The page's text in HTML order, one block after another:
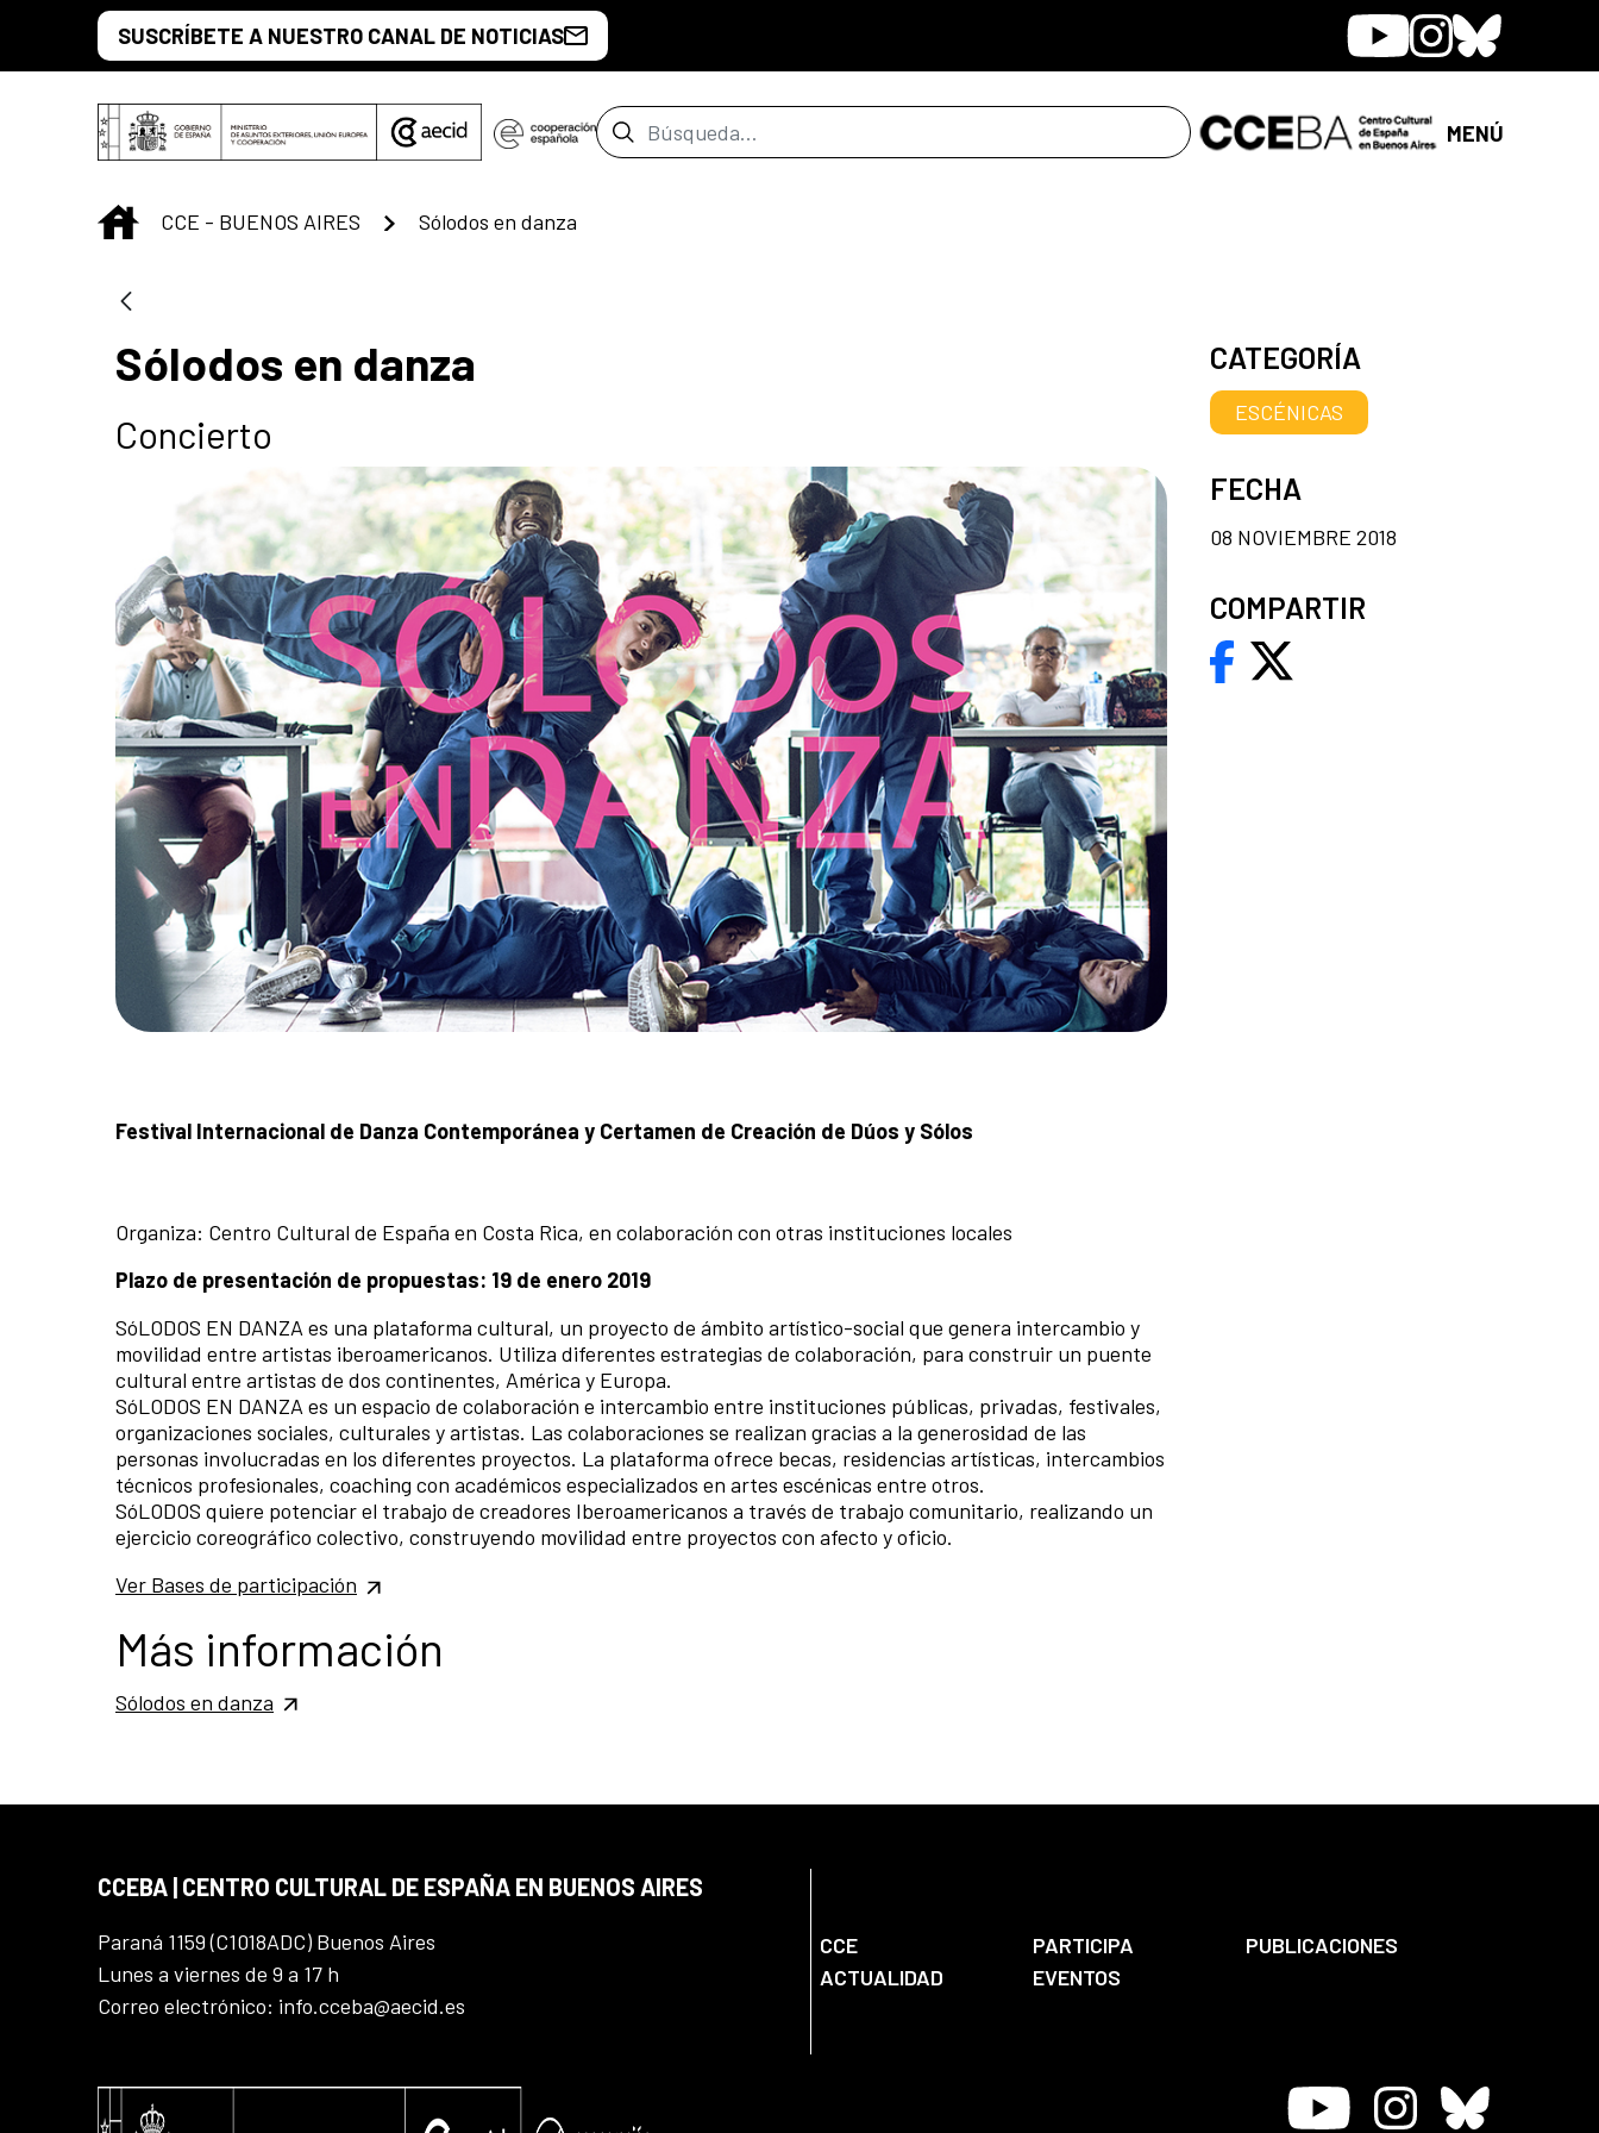
Saltar al contenido principal
SUSCRÍBETE A NUESTRO CANAL DE NOTICIAS YoutubeInstagram
Bluesky
Barra de búsqueda MENÚ
INICIO
CCE - BUENOS AIRES Sólodos en danza
Sólodos en danza
Concierto
Festival Internacional de Danza Contemporánea y Certamen de Creación de Dúos y Sólos
Organiza: Centro Cultural de España en Costa Rica, en colaboración con otras instituciones locales
Plazo de presentación de propuestas: 19 de enero 2019
SóLODOS EN DANZA es una plataforma cultural, un proyecto de ámbito artístico-social que genera intercambio y
movilidad entre artistas iberoamericanos. Utiliza diferentes estrategias de colaboración, para construir un puente
cultural entre artistas de dos continentes, América y Europa.
SóLODOS EN DANZA es un espacio de colaboración e intercambio entre instituciones públicas, privadas, festivales,
organizaciones sociales, culturales y artistas. Las colaboraciones se realizan gracias a la generosidad de las
personas involucradas en los diferentes proyectos. La plataforma ofrece becas, residencias artísticas, intercambios
técnicos profesionales, coaching con académicos especializados en artes escénicas entre otros.
SóLODOS quiere potenciar el trabajo de creadores Iberoamericanos a través de trabajo comunitario, realizando un
ejercicio coreográfico colectivo, construyendo movilidad entre proyectos con afecto y oficio.
Ver Bases de participación
Más información
Sólodos en danza
CATEGORÍA
ESCÉNICAS
FECHA
08 NOVIEMBRE 2018
COMPARTIR
CCEBA | CENTRO CULTURAL DE ESPAÑA EN BUENOS AIRES
Paraná 1159 (C1018ADC) Buenos Aires
Lunes a viernes de 9 a 17 h
Correo electrónico: info.cceba@aecid.es
CCE PARTICIPA
PUBLICACIONES
ACTUALIDAD
EVENTOS
Youtube InstagramBluesky